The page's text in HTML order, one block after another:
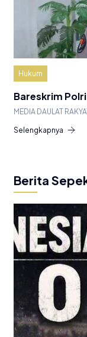
Hukum
Bareskrim
MEDIA DAULAT
Selengkapnya
Berita